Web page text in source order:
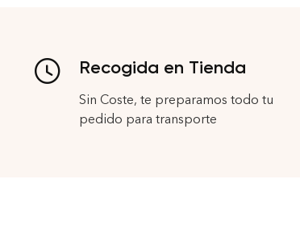
Recogida en Tienda
Sin Coste, te preparamos todo tu
pedido para transporte